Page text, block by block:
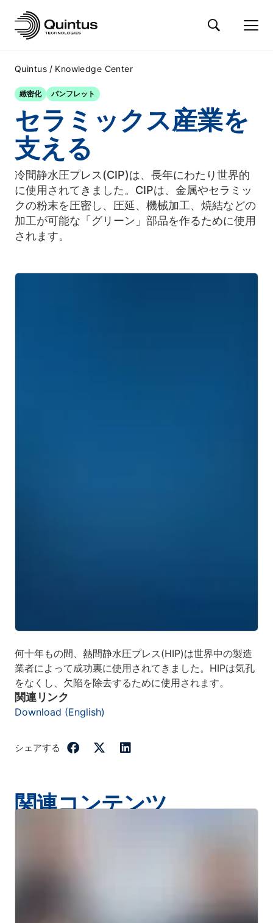
Quintus / Knowledge Center
緻密化 パンフレット
セラミックス産業を
支える
冷間静水圧プレス(CIP)は、長年にわたり世界的
に使用されてきました。CIPは、金属やセラミッ
クの粉末を圧密し、圧延、機械加工、焼結などの
加工が可能な「グリーン」部品を作るために使用
されます。
何十年もの間、熱間静水圧プレス(HIP)は世界中の製造
業者によって成功裏に使用されてきました。HIPは気孔
をなくし、欠陥を除去するために使用されます。
関連リンク
Download (English)
シェアする
関連コンテンツ